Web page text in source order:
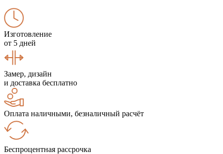
Изготовление
от 5 дней
Замер, дизайн
и доставка бесплатно
Оплата наличными, безналичный расчёт
Беспроцентная рассрочка